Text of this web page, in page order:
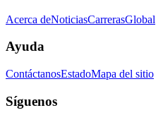
Acerca deNoticiasCarrerasGlobal
Ayuda
ContáctanosEstadoMapa del sitio
Síguenos